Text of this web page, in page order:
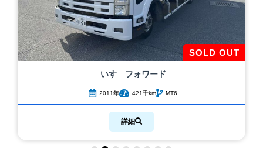
SOLD OUT
いすゞ フォワード
2011年 421千km MT6
詳細